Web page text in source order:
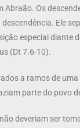
Abraão. Os
Ele
especial
(Dt 7.6-10).
a ramos de
parte do povo
deveriam ser